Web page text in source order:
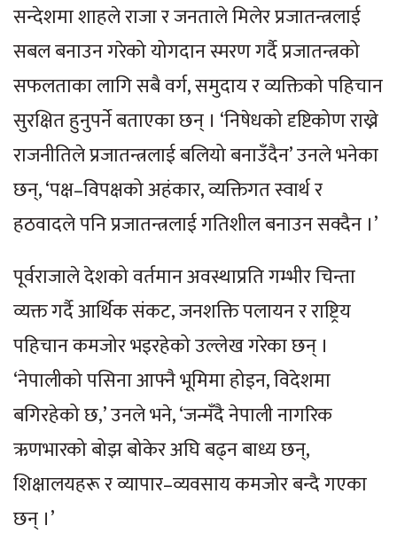
सन्देशमा शाहले राजा र जनताले मिलेर प्रजातन्त्रलाई
सबल बनाउन गरेको योगदान स्मरण गर्दै प्रजातन्त्रको
सफलताका लागि सबै वर्ग, समुदाय र व्यक्तिको पहिचान
सुरक्षित हुनुपर्ने बताएका छन् । ‘निषेधको दृष्टिकोण राख्ने
राजनीतिले प्रजातन्त्रलाई बलियो बनाउँदैन’ उनले भनेका
छन्, ‘पक्ष–विपक्षको अहंकार, व्यक्तिगत स्वार्थ र
हठवादले पनि प्रजातन्त्रलाई गतिशील बनाउन सक्दैन ।’
पूर्वराजाले देशको वर्तमान अवस्थाप्रति गम्भीर चिन्ता
व्यक्त गर्दै आर्थिक संकट, जनशक्ति पलायन र राष्ट्रिय
पहिचान कमजोर भइरहेको उल्लेख गरेका छन् ।
‘नेपालीको पसिना आफ्नै भूमिमा होइन, विदेशमा
बगिरहेको छ,’ उनले भने, ‘जन्मँदै नेपाली नागरिक
ऋणभारको बोझ बोकेर अघि बढ्न बाध्य छन्,
शिक्षालयहरू र व्यापार–व्यवसाय कमजोर बन्दै गएका
छन् ।’